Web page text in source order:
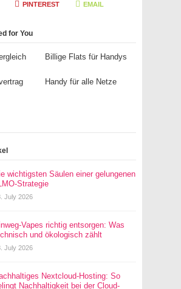
PINTEREST EMAIL
for You
Billige Flats für Handys
Handy für alle Netze
wichtigsten Säulen einer gelungenen
Strategie
July 2026
Vapes richtig entsorgen: Was
und ökologisch zählt
July 2026
Nextcloud-Hosting: So
Nachhaltigkeit bei der Cloud-